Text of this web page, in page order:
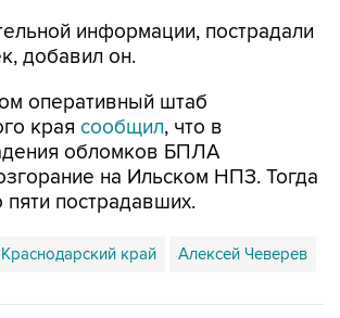
информации, пострадали
добавил он.
оперативный штаб
края сообщил, что в
обломков БПЛА
на Ильском НПЗ. Тогда
пострадавших.
Краснодарский край Алексей Чеверев